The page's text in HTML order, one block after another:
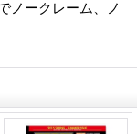
ノークレーム、ノ